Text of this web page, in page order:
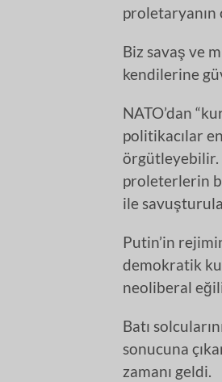
proletaryanın
Biz savaş ve
kendilerine
NATO’dan
politikacılar
örgütleyebilir.
proleterlerin
ile
Putin’in
demokratik
neoliberal
Batı
sonucuna
zamanı geldi.